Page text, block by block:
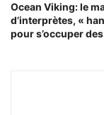
Ocean Viking: le
d’interprètes, «
pour s’occuper